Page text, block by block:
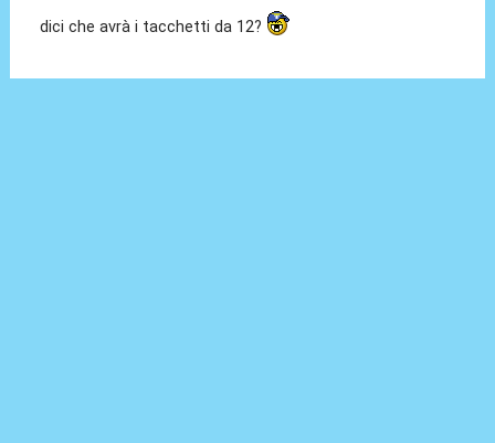
dici che avrà i tacchetti da 12?